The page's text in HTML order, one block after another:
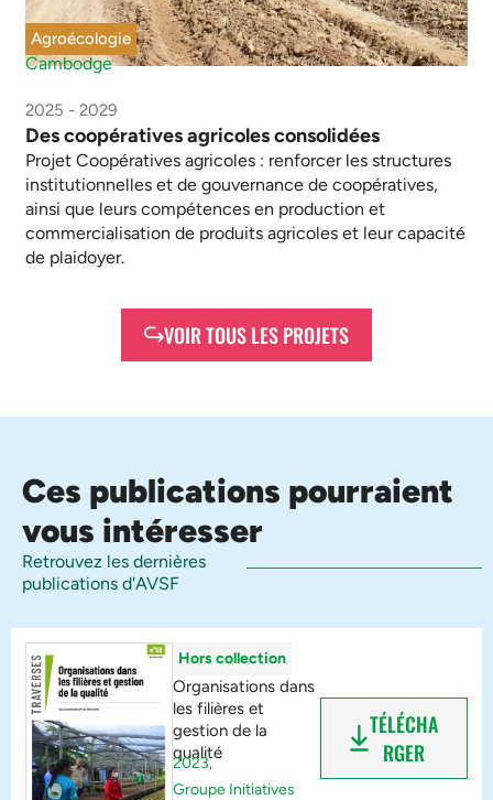
Agroécologie
Cambodge
2025 - 2029
Des coopératives agricoles consolidées
Projet Coopératives agricoles : renforcer les structures
institutionnelles et de gouvernance de coopératives,
ainsi que leurs compétences en production et
commercialisation de produits agricoles et leur capacité
de plaidoyer.
VOIR TOUS LES PROJETS
Ces publications pourraient
vous intéresser
Retrouvez les dernières
publications d'AVSF
Hors collection
Organisations dans
les filières et
gestion de la
qualité
2023,
Groupe Initiatives
TÉLÉCHA
RGER